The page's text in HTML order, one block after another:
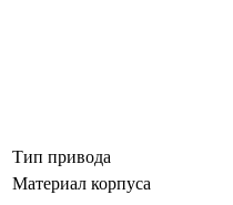
Тип привода
Материал корпуса